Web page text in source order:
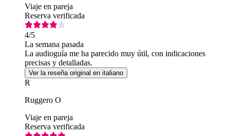
Viaje en pareja
Reserva verificada
4/5
La semana pasada
La audioguía me ha parecido muy útil, con indicaciones
precisas y detalladas.
Ver la reseña original en italiano
R
Ruggero O
Viaje en pareja
Reserva verificada